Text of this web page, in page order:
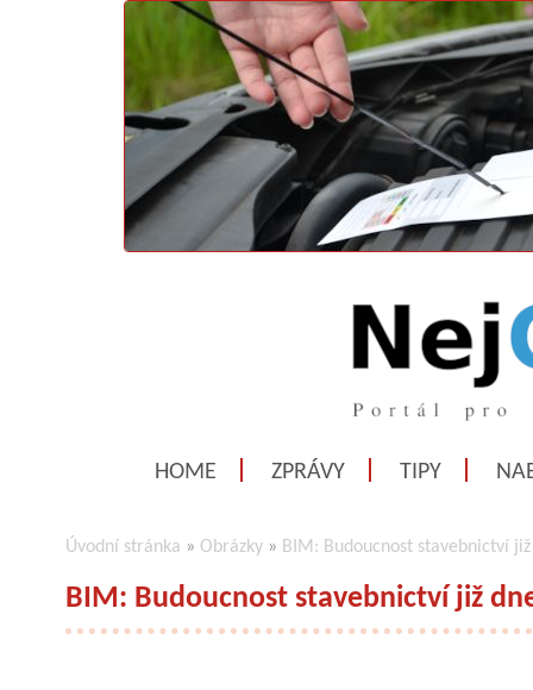
HOME ZPRÁVY TIPY
Úvodní stránka » Obrázky » BIM: Budoucnost stavebnictví
BIM: Budoucnost stavebnictví již